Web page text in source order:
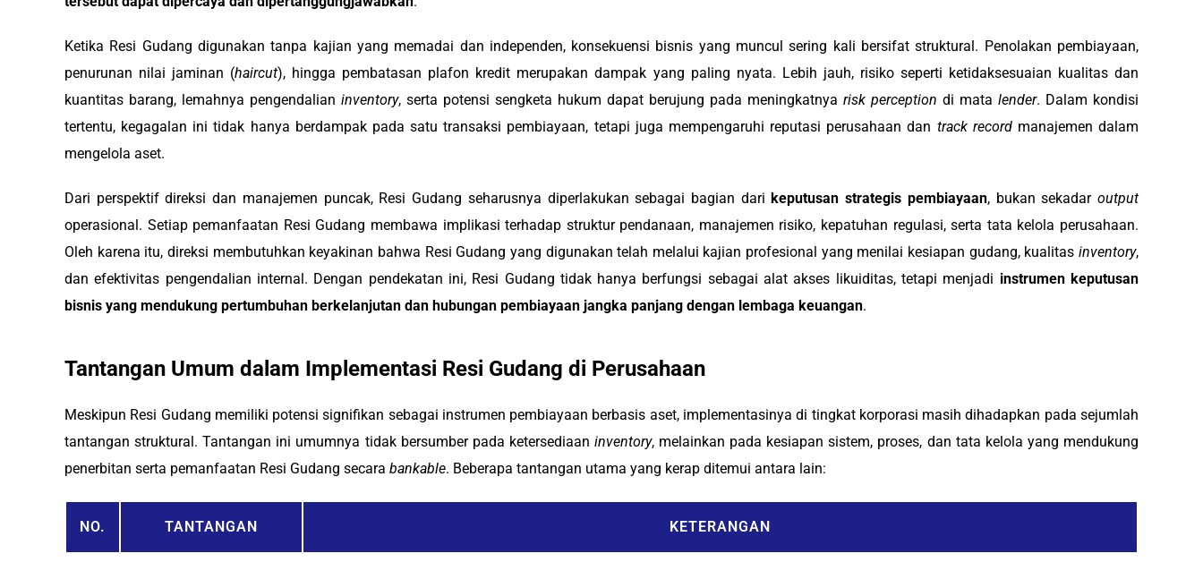
Ketika Resi Gudang digunakan tanpa kajian yang memadai dan independen, konsekuensi bisnis yang muncul sering kali bersifat struktural. Penolakan pembiayaan,
penurunan nilai jaminan (haircut), hingga pembatasan plafon kredit merupakan dampak yang paling nyata. Lebih jauh, risiko seperti ketidaksesuaian kualitas dan
kuantitas barang, lemahnya pengendalian inventory, serta potensi sengketa hukum dapat berujung pada meningkatnya risk perception di mata lender. Dalam kondisi
tertentu, kegagalan ini tidak hanya berdampak pada satu transaksi pembiayaan, tetapi juga mempengaruhi reputasi perusahaan dan track recordmanajemen dalam
mengelola aset.
Dari perspektif direksi dan manajemen puncak, Resi Gudang seharusnya diperlakukan sebagai bagian dari keputusan strategis pembiayaan, bukan sekadaroutput
operasional. Setiap pemanfaatan Resi Gudang membawa implikasi terhadap struktur pendanaan, manajemen risiko, kepatuhan regulasi, serta tata kelola perusahaan.
Oleh karena itu, direksi membutuhkan keyakinan bahwa Resi Gudang yang digunakan telah melalui kajian profesional yang menilai kesiapan gudang, kualitas inventory,
dan efektivitas pengendalian internal. Dengan pendekatan ini, Resi Gudang tidak hanya berfungsi sebagai alat akses likuiditas, tetapi menjadi instrumen keputusan
bisnis yang mendukung pertumbuhan berkelanjutan dan hubungan pembiayaan jangka panjang dengan lembaga keuangan.
Tantangan Umum dalam Implementasi Resi Gudang di Perusahaan
Meskipun Resi Gudang memiliki potensi signifikan sebagai instrumen pembiayaan berbasis aset, implementasinya di tingkat korporasi masih dihadapkan pada sejumlah
tantangan struktural. Tantangan ini umumnya tidak bersumber pada ketersediaan inventory, melainkan pada kesiapan sistem, proses, dan tata kelola yang mendukung
penerbitan serta pemanfaatan Resi Gudang secara bankable. Beberapa tantangan utama yang kerap ditemui antara lain:
NO. TANTANGAN KETERANGAN